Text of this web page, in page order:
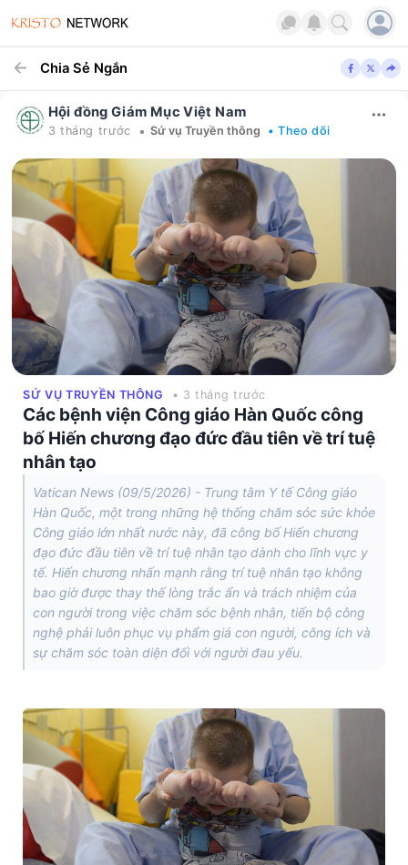
Chia Sẻ Ngắn
Hội đồng Giám Mục Việt Nam
3 tháng trước • Sứ vụ Truyền thông • Theo dõi
SỨ VỤ TRUYỀN THÔNG • 3 tháng trước
Các bệnh viện Công giáo Hàn Quốc công
bố Hiến chương đạo đức đầu tiên về trí tuệ
nhân tạo
Vatican News (09/5/2026) - Trung tâm Y tế Công giáo
Hàn Quốc, một trong những hệ thống chăm sóc sức khỏe
Công giáo lớn nhất nước này, đã công bố Hiến chương
đạo đức đầu tiên về trí tuệ nhân tạo dành cho lĩnh vực y
tế. Hiến chương nhấn mạnh rằng trí tuệ nhân tạo không
bao giờ được thay thế lòng trắc ẩn và trách nhiệm của
con người trong việc chăm sóc bệnh nhân, tiến bộ công
nghệ phải luôn phục vụ phẩm giá con người, công ích và
sự chăm sóc toàn diện đối với người đau yếu.